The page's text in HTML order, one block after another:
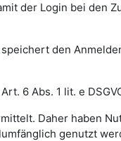
der Login bei den
den
6 Abs. 1 lit. e
Daher haben
genutzt